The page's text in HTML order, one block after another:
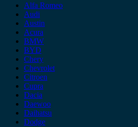
Alfa Romeo
Audi
Austin
Acura
BMW
BYD
Chery
Chevrolet
Citroen
Cupra
Dacia
Daewoo
Daihatsu
Dodge